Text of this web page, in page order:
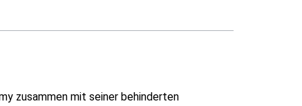
zusammen mit seiner behinderten